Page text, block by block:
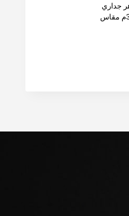
جداري
سقفي معلق طول 3م مقاس